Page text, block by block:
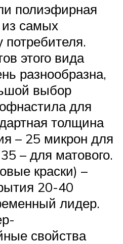
полиэфирная
самых
потребителя.
этого вида
разнообразна,
выбор
для
толщина
– 25 микрон для
– для матового.
краски) –
20-40
лидер.
свойства